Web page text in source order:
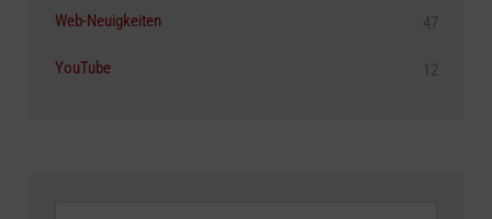
Web-Neuigkeiten 47
YouTube 12